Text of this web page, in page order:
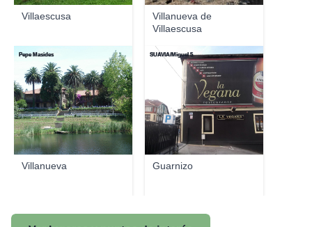
Villaescusa
Villanueva de
Villaescusa
Villanueva
Pepe Masides
Guarnizo
SUAVIA/Miguel 5